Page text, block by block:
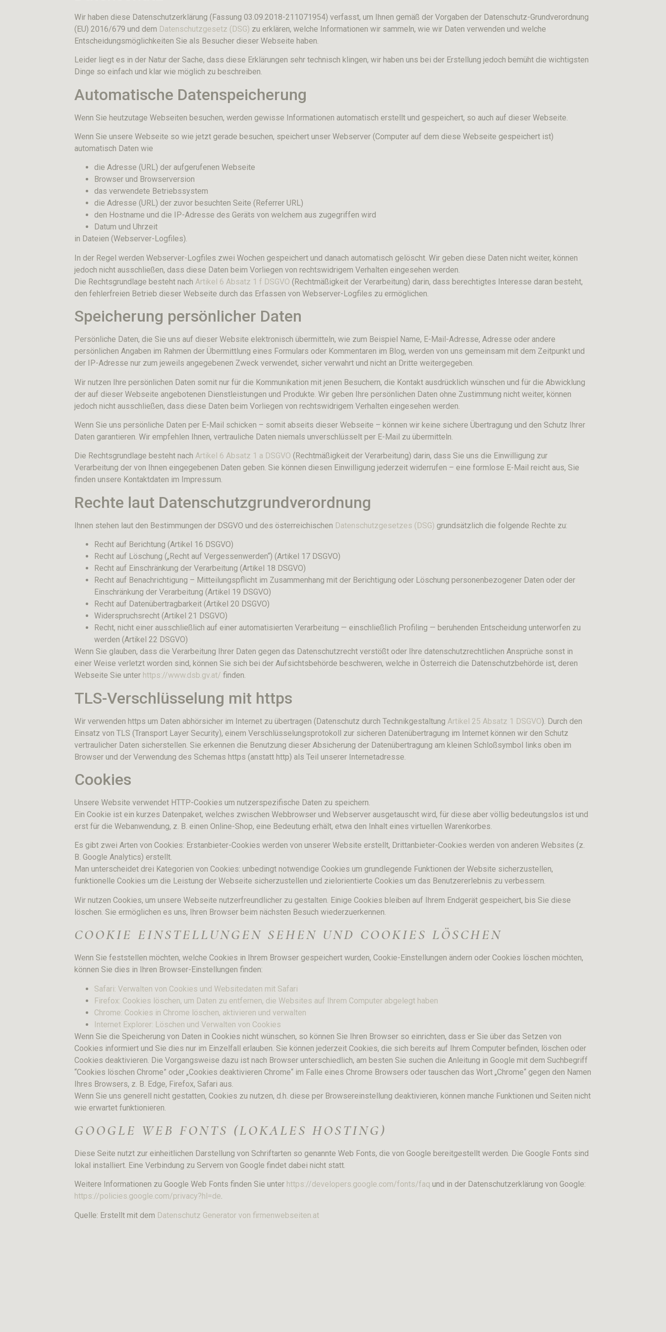
Wir haben diese Datenschutzerklärung (Fassung 03.09.2018-211071954) verfasst, um Ihnen gemäß der Vorgaben der Datenschutz-Grundverordnung
(EU) 2016/679 und dem Datenschutzgesetz (DSG) zu erklären, welche Informationen wir sammeln, wie wir Daten verwenden und welche
Entscheidungsmöglichkeiten Sie als Besucher dieser Webseite haben.
Leider liegt es in der Natur der Sache, dass diese Erklärungen sehr technisch klingen, wir haben uns bei der Erstellung jedoch bemüht die wichtigsten
Dinge so einfach und klar wie möglich zu beschreiben.
Automatische Datenspeicherung
Wenn Sie heutzutage Webseiten besuchen, werden gewisse Informationen automatisch erstellt und gespeichert, so auch auf dieser Webseite.
Wenn Sie unsere Webseite so wie jetzt gerade besuchen, speichert unser Webserver (Computer auf dem diese Webseite gespeichert ist)
automatisch Daten wie
die Adresse (URL) der aufgerufenen Webseite
Browser und Browserversion
das verwendete Betriebssystem
die Adresse (URL) der zuvor besuchten Seite (Referrer URL)
den Hostname und die IP-Adresse des Geräts von welchem aus zugegriffen wird
Datum und Uhrzeit
in Dateien (Webserver-Logfiles).
In der Regel werden Webserver-Logfiles zwei Wochen gespeichert und danach automatisch gelöscht. Wir geben diese Daten nicht weiter, können
jedoch nicht ausschließen, dass diese Daten beim Vorliegen von rechtswidrigem Verhalten eingesehen werden.
Die Rechtsgrundlage besteht nach Artikel 6 Absatz 1 f DSGVO (Rechtmäßigkeit der Verarbeitung) darin, dass berechtigtes Interesse daran besteht,
den fehlerfreien Betrieb dieser Webseite durch das Erfassen von Webserver-Logfiles zu ermöglichen.
Speicherung persönlicher Daten
Persönliche Daten, die Sie uns auf dieser Website elektronisch übermitteln, wie zum Beispiel Name, E-Mail-Adresse, Adresse oder andere
persönlichen Angaben im Rahmen der Übermittlung eines Formulars oder Kommentaren im Blog, werden von uns gemeinsam mit dem Zeitpunkt und
der IP-Adresse nur zum jeweils angegebenen Zweck verwendet, sicher verwahrt und nicht an Dritte weitergegeben.
Wir nutzen Ihre persönlichen Daten somit nur für die Kommunikation mit jenen Besuchern, die Kontakt ausdrücklich wünschen und für die Abwicklung
der auf dieser Webseite angebotenen Dienstleistungen und Produkte. Wir geben Ihre persönlichen Daten ohne Zustimmung nicht weiter, können
jedoch nicht ausschließen, dass diese Daten beim Vorliegen von rechtswidrigem Verhalten eingesehen werden.
Wenn Sie uns persönliche Daten per E-Mail schicken – somit abseits dieser Webseite – können wir keine sichere Übertragung und den Schutz Ihrer
Daten garantieren. Wir empfehlen Ihnen, vertrauliche Daten niemals unverschlüsselt per E-Mail zu übermitteln.
Die Rechtsgrundlage besteht nach Artikel 6 Absatz 1 a DSGVO (Rechtmäßigkeit der Verarbeitung) darin, dass Sie uns die Einwilligung zur
Verarbeitung der von Ihnen eingegebenen Daten geben. Sie können diesen Einwilligung jederzeit widerrufen – eine formlose E-Mail reicht aus, Sie
finden unsere Kontaktdaten im Impressum.
Rechte laut Datenschutzgrundverordnung
Ihnen stehen laut den Bestimmungen der DSGVO und des österreichischen Datenschutzgesetzes (DSG) grundsätzlich die folgende Rechte zu:
Recht auf Berichtung (Artikel 16 DSGVO)
Recht auf Löschung („Recht auf Vergessenwerden“) (Artikel 17 DSGVO)
Recht auf Einschränkung der Verarbeitung (Artikel 18 DSGVO)
Recht auf Benachrichtigung – Mitteilungspflicht im Zusammenhang mit der Berichtigung oder Löschung personenbezogener Daten oder der
Einschränkung der Verarbeitung (Artikel 19 DSGVO)
Recht auf Datenübertragbarkeit (Artikel 20 DSGVO)
Widerspruchsrecht (Artikel 21 DSGVO)
Recht, nicht einer ausschließlich auf einer automatisierten Verarbeitung — einschließlich Profiling — beruhenden Entscheidung unterworfen zu
werden (Artikel 22 DSGVO)
Wenn Sie glauben, dass die Verarbeitung Ihrer Daten gegen das Datenschutzrecht verstößt oder Ihre datenschutzrechtlichen Ansprüche sonst in
einer Weise verletzt worden sind, können Sie sich bei der Aufsichtsbehörde beschweren, welche in Österreich die Datenschutzbehörde ist, deren
Webseite Sie unter https://www.dsb.gv.at/ finden.
TLS-Verschlüsselung mit https
Wir verwenden https um Daten abhörsicher im Internet zu übertragen (Datenschutz durch Technikgestaltung Artikel 25 Absatz 1 DSGVO). Durch den
Einsatz von TLS (Transport Layer Security), einem Verschlüsselungsprotokoll zur sicheren Datenübertragung im Internet können wir den Schutz
vertraulicher Daten sicherstellen. Sie erkennen die Benutzung dieser Absicherung der Datenübertragung am kleinen Schloßsymbol links oben im
Browser und der Verwendung des Schemas https (anstatt http) als Teil unserer Internetadresse.
Cookies
Unsere Website verwendet HTTP-Cookies um nutzerspezifische Daten zu speichern.
Ein Cookie ist ein kurzes Datenpaket, welches zwischen Webbrowser und Webserver ausgetauscht wird, für diese aber völlig bedeutungslos ist und
erst für die Webanwendung, z. B. einen Online-Shop, eine Bedeutung erhält, etwa den Inhalt eines virtuellen Warenkorbes.
Es gibt zwei Arten von Cookies: Erstanbieter-Cookies werden von unserer Website erstellt, Drittanbieter-Cookies werden von anderen Websites (z.
B. Google Analytics) erstellt.
Man unterscheidet drei Kategorien von Cookies: unbedingt notwendige Cookies um grundlegende Funktionen der Website sicherzustellen,
funktionelle Cookies um die Leistung der Webseite sicherzustellen und zielorientierte Cookies um das Benutzererlebnis zu verbessern.
Wir nutzen Cookies, um unsere Webseite nutzerfreundlicher zu gestalten. Einige Cookies bleiben auf Ihrem Endgerät gespeichert, bis Sie diese
löschen. Sie ermöglichen es uns, Ihren Browser beim nächsten Besuch wiederzuerkennen.
COOKIE EINSTELLUNGEN SEHEN UND COOKIES LÖSCHEN
Wenn Sie feststellen möchten, welche Cookies in Ihrem Browser gespeichert wurden, Cookie-Einstellungen ändern oder Cookies löschen möchten,
können Sie dies in Ihren Browser-Einstellungen finden:
Safari: Verwalten von Cookies und Websitedaten mit Safari
Firefox: Cookies löschen, um Daten zu entfernen, die Websites auf Ihrem Computer abgelegt haben
Chrome: Cookies in Chrome löschen, aktivieren und verwalten
Internet Explorer: Löschen und Verwalten von Cookies
Wenn Sie die Speicherung von Daten in Cookies nicht wünschen, so können Sie Ihren Browser so einrichten, dass er Sie über das Setzen von
Cookies informiert und Sie dies nur im Einzelfall erlauben. Sie können jederzeit Cookies, die sich bereits auf Ihrem Computer befinden, löschen oder
Cookies deaktivieren. Die Vorgangsweise dazu ist nach Browser unterschiedlich, am besten Sie suchen die Anleitung in Google mit dem Suchbegriff
“Cookies löschen Chrome” oder „Cookies deaktivieren Chrome“ im Falle eines Chrome Browsers oder tauschen das Wort „Chrome“ gegen den Namen
Ihres Browsers, z. B. Edge, Firefox, Safari aus.
Wenn Sie uns generell nicht gestatten, Cookies zu nutzen, d.h. diese per Browsereinstellung deaktivieren, können manche Funktionen und Seiten nicht
wie erwartet funktionieren.
GOOGLE WEB FONTS (LOKALES HOSTING)
Diese Seite nutzt zur einheitlichen Darstellung von Schriftarten so genannte Web Fonts, die von Google bereitgestellt werden. Die Google Fonts sind
lokal installiert. Eine Verbindung zu Servern von Google findet dabei nicht statt.
Weitere Informationen zu Google Web Fonts finden Sie unter https://developers.google.com/fonts/faq und in der Datenschutzerklärung von Google:
https://policies.google.com/privacy?hl=de.
Quelle: Erstellt mit dem Datenschutz Generator von firmenwebseiten.at